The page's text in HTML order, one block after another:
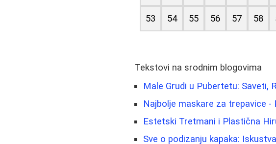
53 54 55 56 57 58
Tekstovi na srodnim blogovima
Male Grudi u Pubertetu: Saveti,
Najbolje maskare za trepavice
Estetski Tretmani i Plastična
Sve o podizanju kapaka: